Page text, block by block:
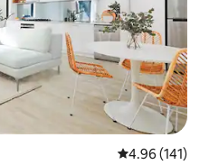
Calificación
4.96 (141)